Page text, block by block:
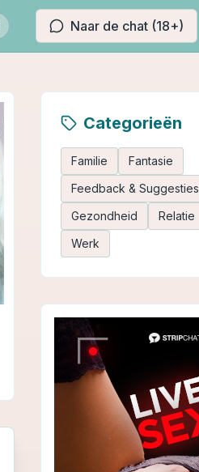
Naar de chat (18+)
Categorieën
Familie
Fantasie
Feedback & Suggesties
Gezondheid
Relatie
Werk